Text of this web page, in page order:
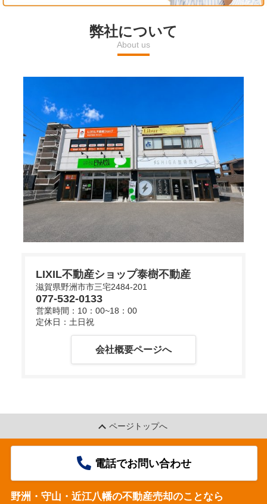
l
a
y
V
d
e
o
弊社について
About us
LIXIL不動産ショップ泰樹不動産
滋賀県野洲市市三宅2484-201
077-532-0133
営業時間：10：00~18：00
定休日：土日祝
会社概要ページへ
ページトップへ
電話でお問い合わせ
野洲・守山・近江八幡の不動産売却のことなら